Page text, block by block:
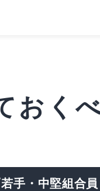
おく
若手・中堅組合